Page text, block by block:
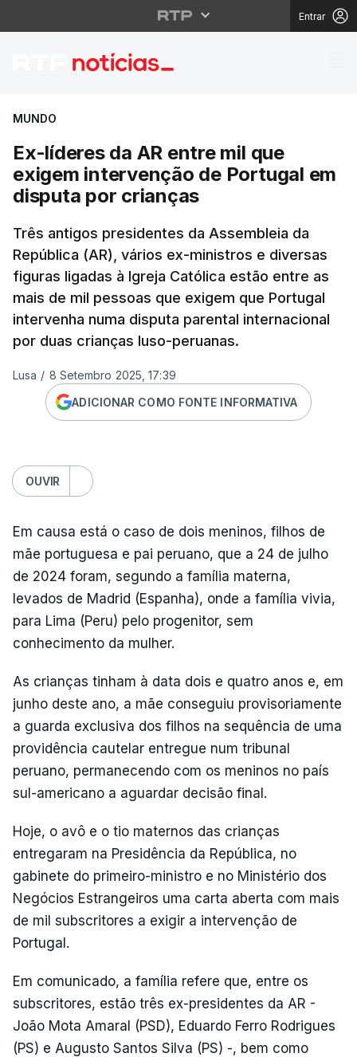
Entrar
Ex-líderes da AR
MUNDO
Ex-líderes da AR entre mil que
exigem intervenção de Portugal em
disputa por crianças
Três antigos presidentes da Assembleia da
República (AR), vários ex-ministros e diversas
figuras ligadas à Igreja Católica estão entre as
mais de mil pessoas que exigem que Portugal
intervenha numa disputa parental internacional
por duas crianças luso-peruanas.
Lusa / 8 Setembro 2025, 17:39
ADICIONAR COMO FONTE INFORMATIVA
OUVIR
Em causa está o caso de dois meninos, filhos de
mãe portuguesa e pai peruano, que a 24 de julho
de 2024 foram, segundo a família materna,
levados de Madrid (Espanha), onde a família vivia,
para Lima (Peru) pelo progenitor, sem
conhecimento da mulher.
As crianças tinham à data dois e quatro anos e, em
junho deste ano, a mãe conseguiu provisoriamente
a guarda exclusiva dos filhos na sequência de uma
providência cautelar entregue num tribunal
peruano, permanecendo com os meninos no país
sul-americano a aguardar decisão final.
Hoje, o avô e o tio maternos das crianças
entregaram na Presidência da República, no
gabinete do primeiro-ministro e no Ministério dos
Negócios Estrangeiros uma carta aberta com mais
de mil subscritores a exigir a intervenção de
Portugal.
Em comunicado, a família refere que, entre os
subscritores, estão três ex-presidentes da AR -
João Mota Amaral (PSD), Eduardo Ferro Rodrigues
(PS) e Augusto Santos Silva (PS) -, bem como